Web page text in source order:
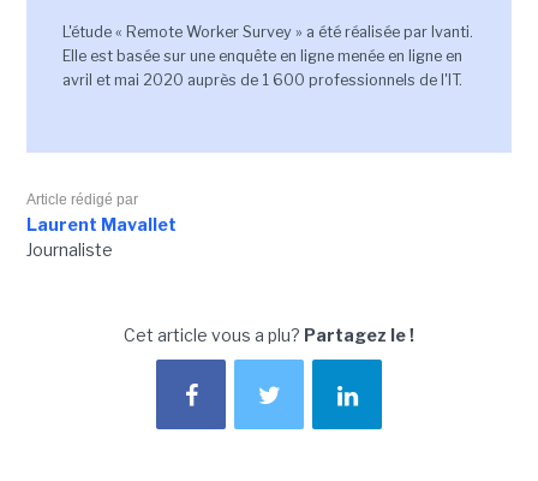
L'étude « Remote Worker Survey » a été réalisée par Ivanti.
Elle est basée sur une enquête en ligne menée en ligne en
avril et mai 2020 auprès de 1 600 professionnels de l'IT.
Article rédigé par
Laurent Mavallet
Journaliste
Cet article vous a plu? Partagez le !